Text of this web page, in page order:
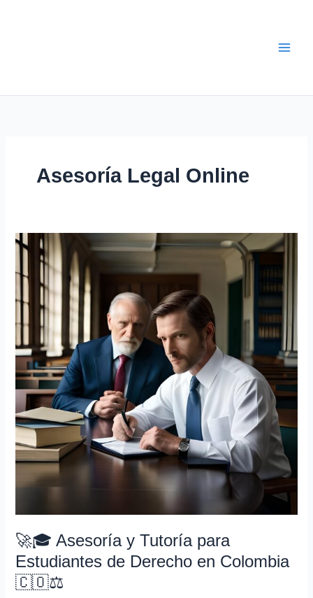
Asesoría Legal Online
🚀🎓 Asesoría y Tutoría para
Estudiantes de Derecho en Colombia
🇨🇴⚖️
🚀
🎓
Asesoría
y
Tutoría
para
Estudiantes
de
Derecho
en
Colombia
🇨🇴
⚖️